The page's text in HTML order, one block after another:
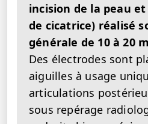
incision de la peau
de cicatrice) réalisé
générale de 10 à 20
Des électrodes sont
aiguilles à usage
articulations
sous repérage